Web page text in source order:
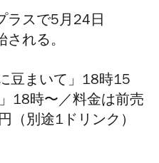
ラスで5月24日
される。
豆まいて」18時15
18時〜／料金は前売
（別途1ドリンク）